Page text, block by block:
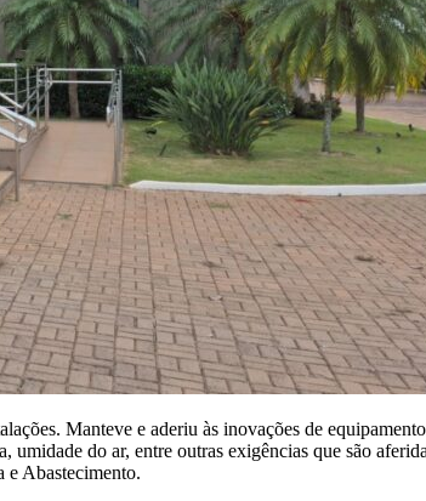
Manteve e aderiu às inovações de
do ar, entre outras exigências que são
Abastecimento.